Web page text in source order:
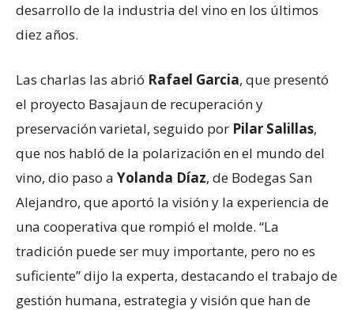
desarrollo de la industria del vino en los últimos
diez años.
Las charlas las abrió Rafael Garcia, que presentó
el proyecto Basajaun de recuperación y
preservación varietal, seguido por Pilar Salillas,
que nos habló de la polarización en el mundo del
vino, dio paso a Yolanda Díaz, de Bodegas San
Alejandro, que aportó la visión y la experiencia de
una cooperativa que rompió el molde. “La
tradición puede ser muy importante, pero no es
suficiente” dijo la experta, destacando el trabajo de
gestión humana, estrategia y visión que han de